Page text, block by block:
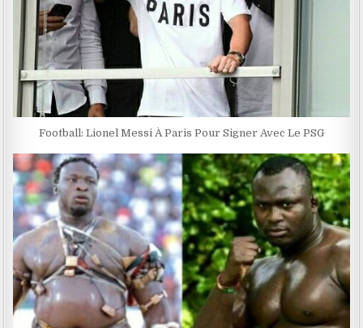
Football: Lionel Messi À Paris Pour Signer Avec Le PSG